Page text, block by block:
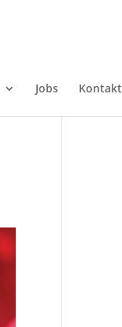
Jobs Kontakt